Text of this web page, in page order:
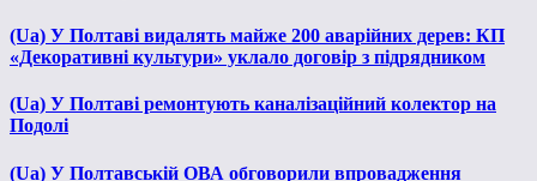
(Ua) У Полтаві видалять майже 200 аварійних дерев: КП
«Декоративні культури» уклало договір з підрядником
(Ua) У Полтаві ремонтують каналізаційний колектор на
Подолі
(Ua) У Полтавській ОВА обговорили впровадження